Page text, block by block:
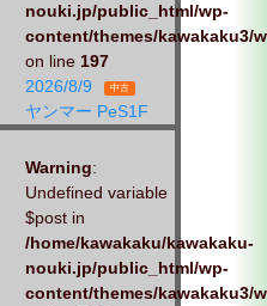
コード023-0924-00
nouki.jp/public_html/wp-
content/themes/kawakaku3/
on line 197
2026/8/9
中古
ヤンマー PeS1F
Warning:
Undefined variable
$post in
/home/kawakaku/kawakaku-
nouki.jp/public_html/wp-
content/themes/kawakaku3/